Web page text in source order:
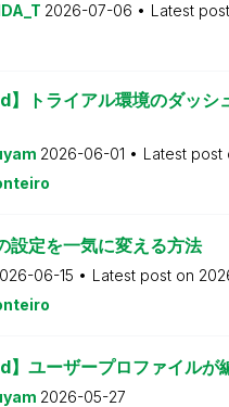
2026-07-06 Latest
】トライアル環境のダッシ
2026-06-01 Latest post
設定を一気に変える方法
06-15 Latest post on
】ユーザープロファイルが
2026-05-27